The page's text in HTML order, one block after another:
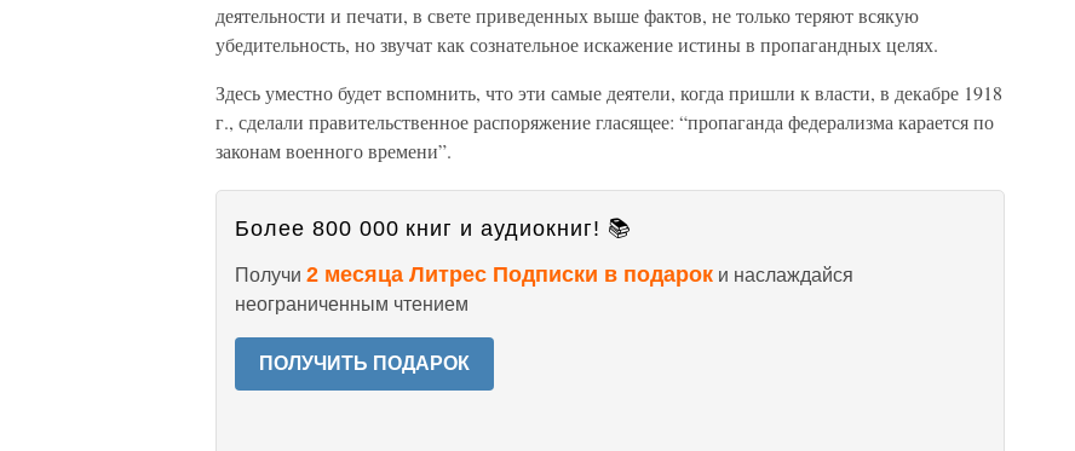
деятельности и печати, в свете приведенных выше фактов, не только теряют всякую
убедительность, но звучат как сознательное искажение истины в пропагандных целях.
Здесь уместно будет вспомнить, что эти самые деятели, когда пришли к власти, в декабре 1918
г., сделали правительственное распоряжение гласящее: “пропаганда федерализма карается по
законам военного времени”.
Более 800 000 книг и аудиокниг! 📚
Получи 2 месяца Литрес Подписки в подарок и наслаждайся
неограниченным чтением
ПОЛУЧИТЬ ПОДАРОК